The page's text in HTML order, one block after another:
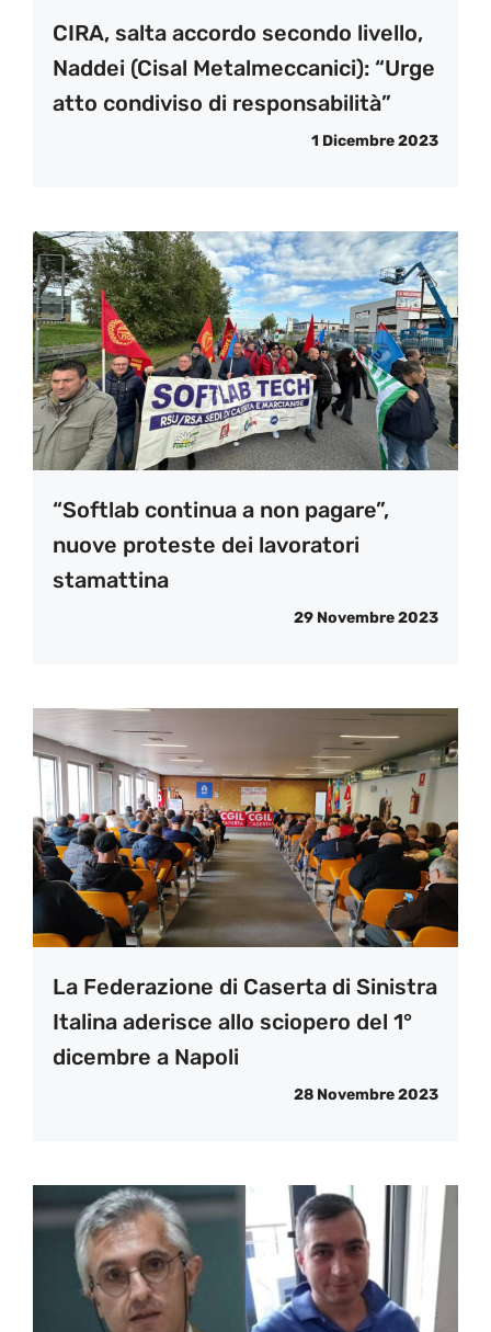
CIRA, salta accordo secondo livello,
Naddei (Cisal Metalmeccanici): “Urge
atto condiviso di responsabilità”
1 Dicembre 2023
“Softlab continua a non pagare”,
nuove proteste dei lavoratori
stamattina
29 Novembre 2023
La Federazione di Caserta di Sinistra
Italina aderisce allo sciopero del 1°
dicembre a Napoli
28 Novembre 2023